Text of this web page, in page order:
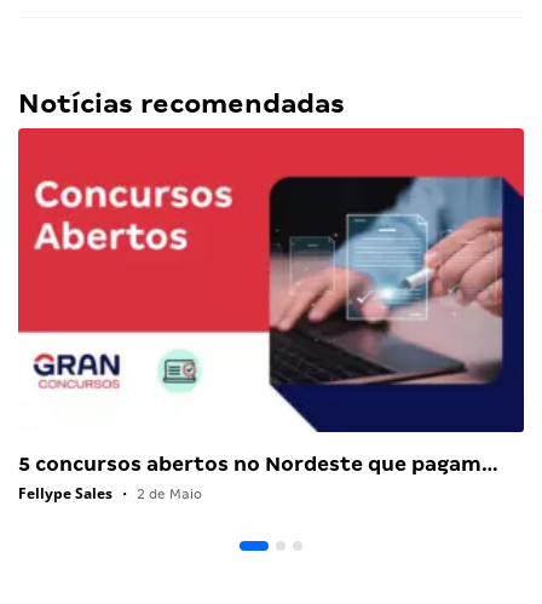
Notícias recomendadas
5 concursos abertos no Nordeste que pagam…
Fellype Sales • 2 de Maio